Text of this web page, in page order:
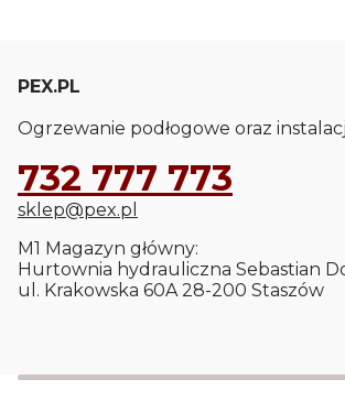
PEX.PL
Ogrzewanie podłogowe oraz
732 777 773
sklep@pex.pl
M1 Magazyn główny:
Hurtownia hydrauliczna Sebastian
ul. Krakowska 60A 28-200 Staszów